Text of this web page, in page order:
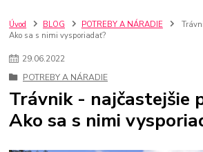
matrace na záhradný nábytok
podsedáky
citrusové rastliny
aloe vera
kvetináče 2022
Hnojenie ovocných stromov
Úvod BLOG POTREBY A NÁRADIE
Ako sa s nimi vysporiadať?
29.06.2022
POTREBY A NÁRADIE
Trávnik - najčastejšie
Ako sa s nimi